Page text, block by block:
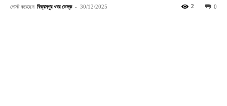
পোস্ট করেছেন বিক্রমপুর খবর ডেস্ক - 30/12/2025 0
2